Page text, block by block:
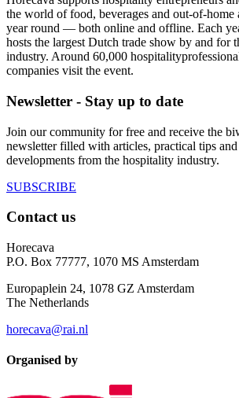
the world of food, beverages and out-of-home
year round — both online and offline. Each
hosts the largest Dutch trade show by and for
industry. Around 60,000
companies visit the event.
Newsletter - Stay up to date
Join our community for free and receive the
newsletter filled with articles, practical tips and
developments from the hospitality industry.
SUBSCRIBE
Contact us
Horecava
P.O. Box 77777, 1070 MS Amsterdam
Europaplein 24, 1078 GZ Amsterdam
The Netherlands
horecava@rai.nl
Organised by